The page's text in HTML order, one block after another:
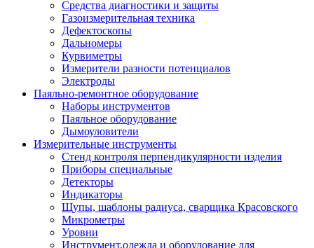
Средства диагностики и защиты
Газоизмерительная техника
Дефектоскопы
Дальномеры
Курвиметры
Измерители разности потенциалов
Электроды
Паяльно-ремонтное оборудование
Наборы инструментов
Паяльное оборудование
Дымоуловители
Измерительные инструменты
Стенд контроля перпендикулярности изделия
Приборы специальные
Детекторы
Индикаторы
Щупы, шаблоны радиуса, сварщика Красовского
Микрометры
Уровни
Инструмент,одежда и оборудование для